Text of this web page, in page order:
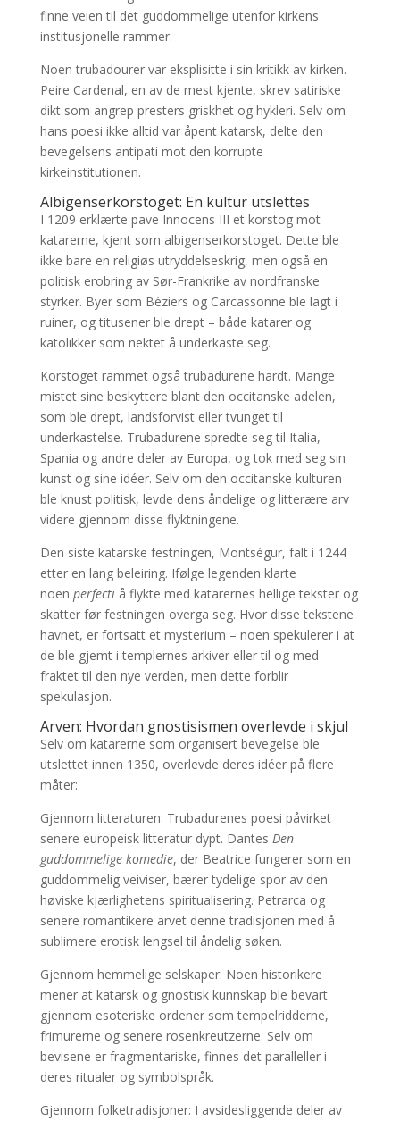
finne veien til det guddommelige utenfor kirkens
institusjonelle rammer.
Noen trubadourer var eksplisitte i sin kritikk av kirken.
Peire Cardenal, en av de mest kjente, skrev satiriske
dikt som angrep presters griskhet og hykleri. Selv om
hans poesi ikke alltid var åpent katarsk, delte den
bevegelsens antipati mot den korrupte
kirkeinstitutionen.
Albigenserkorstoget: En kultur utslettes
I 1209 erklærte pave Innocens III et korstog mot
katarerne, kjent som albigenserkorstoget. Dette ble
ikke bare en religiøs utryddelseskrig, men også en
politisk erobring av Sør-Frankrike av nordfranske
styrker. Byer som Béziers og Carcassonne ble lagt i
ruiner, og titusener ble drept – både katarer og
katolikker som nektet å underkaste seg.
Korstoget rammet også trubadurene hardt. Mange
mistet sine beskyttere blant den occitanske adelen,
som ble drept, landsforvist eller tvunget til
underkastelse. Trubadurene spredte seg til Italia,
Spania og andre deler av Europa, og tok med seg sin
kunst og sine idéer. Selv om den occitanske kulturen
ble knust politisk, levde dens åndelige og litterære arv
videre gjennom disse flyktningene.
Den siste katarske festningen, Montségur, falt i 1244
etter en lang beleiring. Ifølge legenden klarte
noen perfectiå flykte med katarernes hellige tekster og
skatter før festningen overga seg. Hvor disse tekstene
havnet, er fortsatt et mysterium – noen spekulerer i at
de ble gjemt i templernes arkiver eller til og med
fraktet til den nye verden, men dette forblir
spekulasjon.
Arven: Hvordan gnostisismen overlevde i skjul
Selv om katarerne som organisert bevegelse ble
utslettet innen 1350, overlevde deres idéer på flere
måter:
Gjennom litteraturen: Trubadurenes poesi påvirket
senere europeisk litteratur dypt. Dantes Den
guddommelige komedie, der Beatrice fungerer som en
guddommelig veiviser, bærer tydelige spor av den
høviske kjærlighetens spiritualisering. Petrarca og
senere romantikere arvet denne tradisjonen med å
sublimere erotisk lengsel til åndelig søken.
Gjennom hemmelige selskaper: Noen historikere
mener at katarsk og gnostisk kunnskap ble bevart
gjennom esoteriske ordener som tempelridderne,
frimurerne og senere rosenkreutzerne. Selv om
bevisene er fragmentariske, finnes det paralleller i
deres ritualer og symbolspråk.
Gjennom folketradisjoner: I avsidesliggende deler av